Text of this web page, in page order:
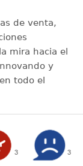
de venta,
mira hacia el
y
todo el
3 3